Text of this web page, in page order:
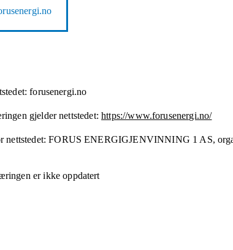
forusenergi.no
gjelder nettstedet: https://www.forusenergi.no/
nettstedet: FORUS ENERGIGJENVINNING 1 AS,
er ikke oppdatert